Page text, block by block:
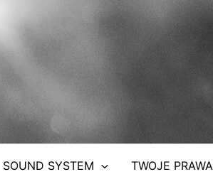
SOUND SYSTEM TWOJE PRAWA